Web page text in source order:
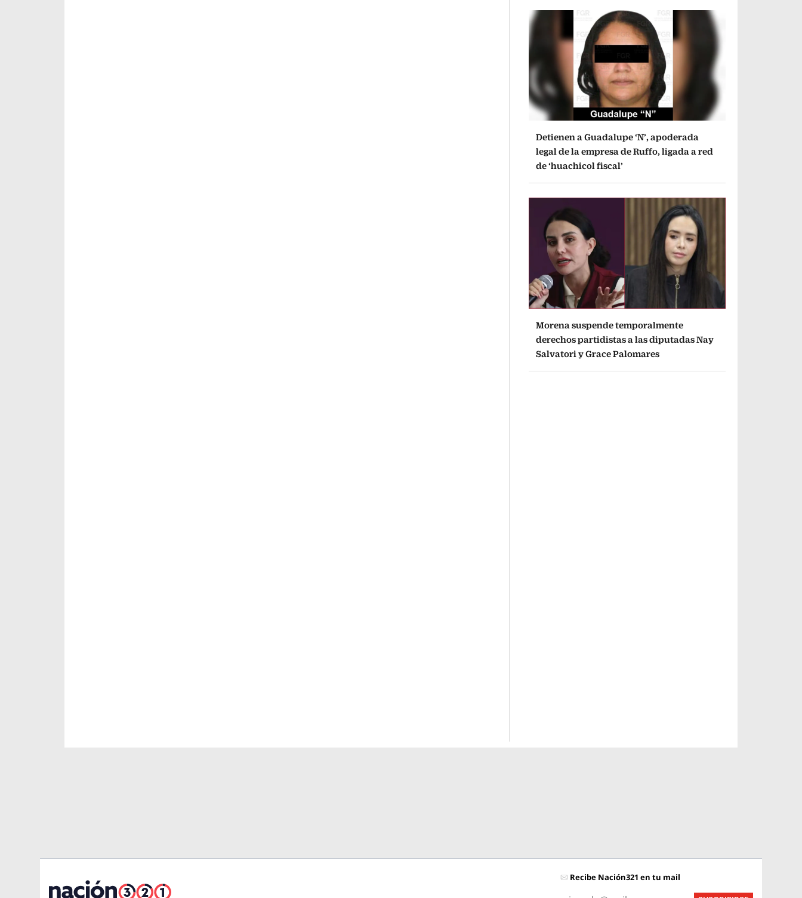
Detienen a Guadalupe ‘N’, apoderada
legal de la empresa de Ruffo, ligada a red
de ‘huachicol fiscal’
Morena suspende temporalmente
derechos partidistas a las diputadas Nay
Salvatori y Grace Palomares
Recibe Nación321 en tu mail